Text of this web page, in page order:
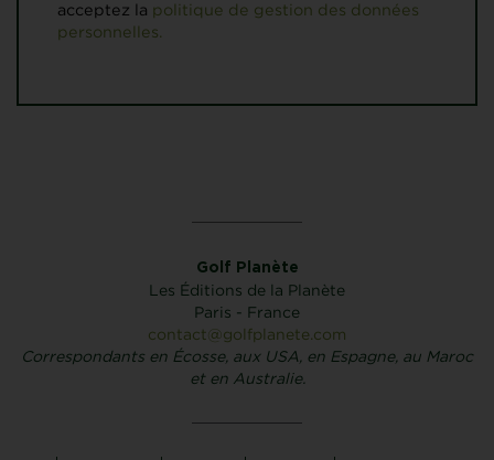
acceptez la politique de gestion des données
personnelles.
Golf Planète
Les Éditions de la Planète
Paris - France
contact@golfplanete.com
Correspondants en Écosse, aux USA, en Espagne, au Maroc
et en Australie.